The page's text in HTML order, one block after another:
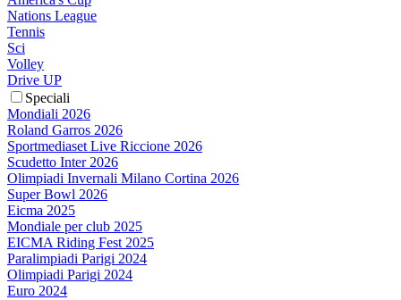
Nations League
Tennis
Sci
Volley
Drive UP
Speciali
Mondiali 2026
Roland Garros 2026
Sportmediaset Live Riccione 2026
Scudetto Inter 2026
Olimpiadi Invernali Milano Cortina 2026
Super Bowl 2026
Eicma 2025
Mondiale per club 2025
EICMA Riding Fest 2025
Paralimpiadi Parigi 2024
Olimpiadi Parigi 2024
Euro 2024